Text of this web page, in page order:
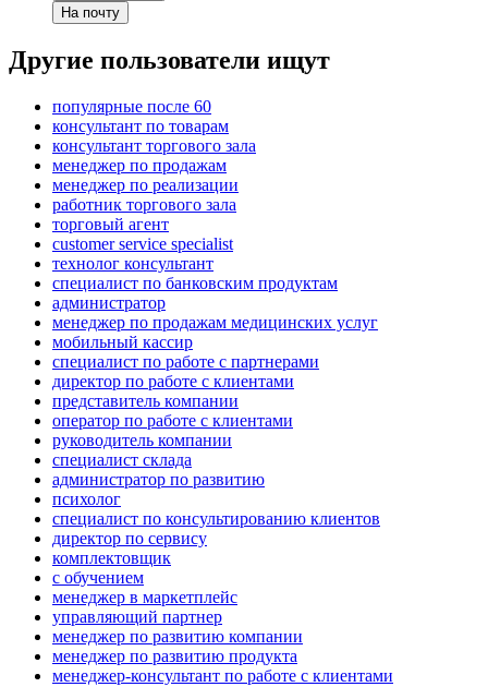
На почту
Другие пользователи ищут
популярные после 60
консультант по товарам
консультант торгового зала
менеджер по продажам
менеджер по реализации
работник торгового зала
торговый агент
customer service specialist
технолог консультант
специалист по банковским продуктам
администратор
менеджер по продажам медицинских услуг
мобильный кассир
специалист по работе с партнерами
директор по работе с клиентами
представитель компании
оператор по работе с клиентами
руководитель компании
специалист склада
администратор по развитию
психолог
специалист по консультированию клиентов
директор по сервису
комплектовщик
с обучением
менеджер в маркетплейс
управляющий партнер
менеджер по развитию компании
менеджер по развитию продукта
менеджер-консультант по работе с клиентами